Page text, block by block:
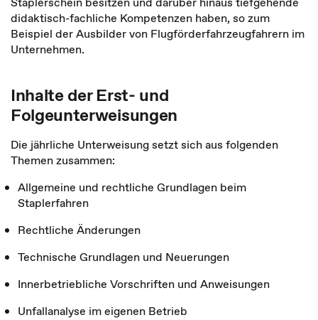
didaktisch-fachliche Kompetenzen haben, so zum
Beispiel der Ausbilder von Flugförderfahrzeugfahrern im
Unternehmen.
Inhalte der Erst- und
Folgeunterweisungen
Die jährliche Unterweisung setzt sich aus folgenden
Themen zusammen:
Allgemeine und rechtliche Grundlagen beim
Staplerfahren
Rechtliche Änderungen
Technische Grundlagen und Neuerungen
Innerbetriebliche Vorschriften und Anweisungen
Unfallanalyse im eigenen Betrieb